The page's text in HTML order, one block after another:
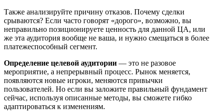
Также анализируйте причину отказов. Почему сделки
срываются? Если часто говорят «дорого», возможно, вы
неправильно позиционируете ценность для данной ЦА, или
же эта аудитория вообще не ваша, и нужно смещаться в более
платежеспособный сегмент.
Определение целевой аудитории — это не разовое
мероприятие, а непрерывный процесс. Рынок меняется,
появляются новые игроки, меняются привычки
пользователей. Но если вы заложите правильный фундамент
сейчас, используя описанные методы, вы сможете гибко
адаптироваться к изменениям.